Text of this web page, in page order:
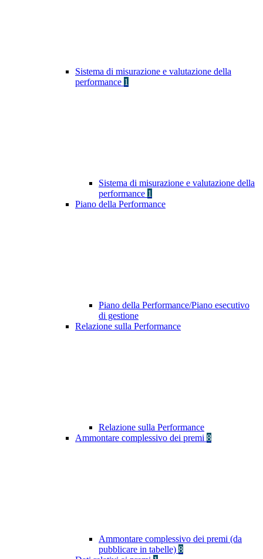
Sistema di misurazione e valutazione della
performance 1
Sistema di misurazione e valutazione della
performance 1
Piano della Performance
Piano della Performance/Piano esecutivo
di gestione
Relazione sulla Performance
Relazione sulla Performance
Ammontare complessivo dei premi 8
Ammontare complessivo dei premi (da
pubblicare in tabelle) 8